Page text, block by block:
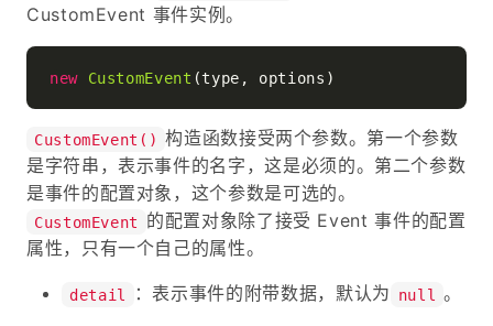
CustomEvent 事件实例。
new CustomEvent
CustomEvent() 构造函数接受两个参数。第一个参数
是字符串，表示事件的名字，这是必须的。第二个参数
是事件的配置对象，这个参数是可选的。
CustomEvent
的配置对象除了接受 Event 事件的配置
属性，只有一个自己的属性。
detail ：表示事件的附带数据，默认为 null 。